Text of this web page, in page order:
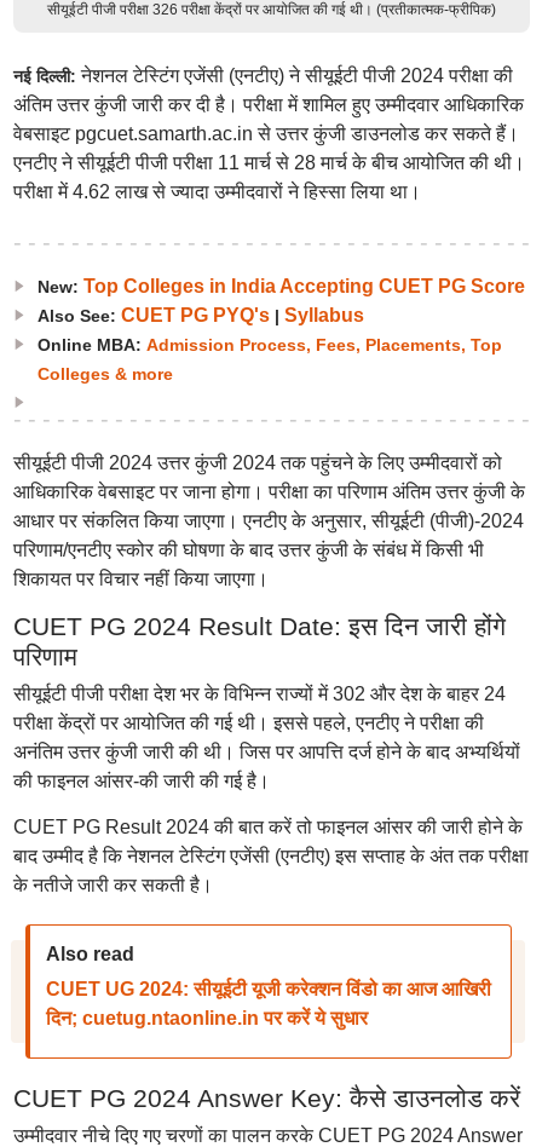
सीयूईटी पीजी परीक्षा 326 परीक्षा केंद्रों पर आयोजित की गई थी। (प्रतीकात्मक-फ्रीपिक)
नई दिल्ली:नेशनल टेस्टिंग एजेंसी (एनटीए) ने सीयूईटी पीजी 2024 परीक्षा की
अंतिम उत्तर कुंजी जारी कर दी है। परीक्षा में शामिल हुए उम्मीदवार आधिकारिक
वेबसाइट pgcuet.samarth.ac.in से उत्तर कुंजी डाउनलोड कर सकते हैं।
एनटीए ने सीयूईटी पीजी परीक्षा 11 मार्च से 28 मार्च के बीच आयोजित की थी।
परीक्षा में 4.62 लाख से ज्यादा उम्मीदवारों ने हिस्सा लिया था।
New: Top Colleges in India Accepting CUET PG Score
Also See: CUET PG PYQ's| Syllabus
Online MBA: Admission Process, Fees, Placements, Top
Colleges & more
सीयूईटी पीजी 2024 उत्तर कुंजी 2024 तक पहुंचने के लिए उम्मीदवारों को
आधिकारिक वेबसाइट पर जाना होगा। परीक्षा का परिणाम अंतिम उत्तर कुंजी के
आधार पर संकलित किया जाएगा। एनटीए के अनुसार, सीयूईटी (पीजी)-2024
परिणाम/एनटीए स्कोर की घोषणा के बाद उत्तर कुंजी के संबंध में किसी भी
शिकायत पर विचार नहीं किया जाएगा।
CUET PG 2024 Result Date: इस दिन जारी होंगे
परिणाम
सीयूईटी पीजी परीक्षा देश भर के विभिन्न राज्यों में 302 और देश के बाहर 24
परीक्षा केंद्रों पर आयोजित की गई थी। इससे पहले, एनटीए ने परीक्षा की
अनंतिम उत्तर कुंजी जारी की थी। जिस पर आपत्ति दर्ज होने के बाद अभ्यर्थियों
की फाइनल आंसर-की जारी की गई है।
CUET PG Result 2024 की बात करें तो फाइनल आंसर की जारी होने के
बाद उम्मीद है कि नेशनल टेस्टिंग एजेंसी (एनटीए) इस सप्ताह के अंत तक परीक्षा
के नतीजे जारी कर सकती है।
Also read
CUET UG 2024: सीयूईटी यूजी करेक्शन विंडो का आज आखिरी
दिन; cuetug.ntaonline.in पर करें ये सुधार
CUET PG 2024 Answer Key: कैसे डाउनलोड करें
उम्मीदवार नीचे दिए गए चरणों का पालन करके CUET PG 2024 Answer